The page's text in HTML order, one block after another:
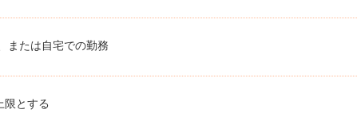
または自宅での勤務
とする